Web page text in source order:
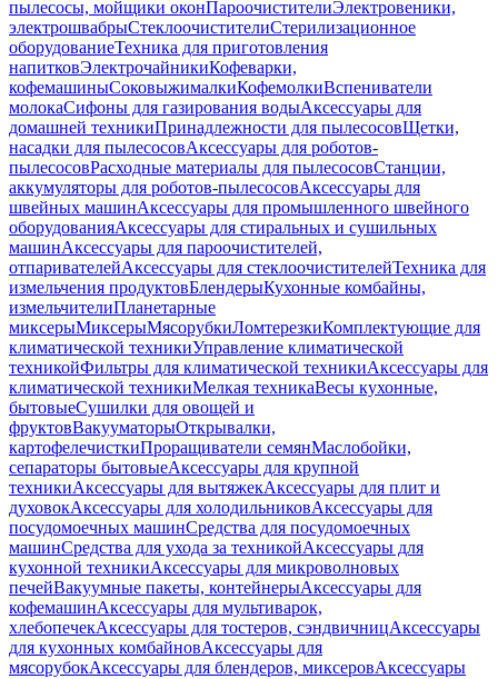
пылесосы, мойщики оконПароочистителиЭлектровеники,
электрошвабрыСтеклоочистителиСтерилизационное
оборудованиеТехника для приготовления
напитковЭлектрочайникиКофеварки,
кофемашиныСоковыжималкиКофемолкиВспениватели
молокаСифоны для газирования водыАксессуары для
домашней техникиПринадлежности для пылесосовЩетки,
насадки для пылесосовАксессуары для роботов-
пылесосовРасходные материалы для пылесосовСтанции,
аккумуляторы для роботов-пылесосовАксессуары для
швейных машинАксессуары для промышленного швейного
оборудованияАксессуары для стиральных и сушильных
машинАксессуары для пароочистителей,
отпаривателейАксессуары для стеклоочистителейТехника для
измельчения продуктовБлендерыКухонные комбайны,
измельчителиПланетарные
миксерыМиксерыМясорубкиЛомтерезкиКомплектующие для
климатической техникиУправление климатической
техникойФильтры для климатической техникиАксессуары для
климатической техникиМелкая техникаВесы кухонные,
бытовыеСушилки для овощей и
фруктовВакууматорыОткрывалки,
картофелечисткиПроращиватели семянМаслобойки,
сепараторы бытовыеАксессуары для крупной
техникиАксессуары для вытяжекАксессуары для плит и
духовокАксессуары для холодильниковАксессуары для
посудомоечных машинСредства для посудомоечных
машинСредства для ухода за техникойАксессуары для
кухонной техникиАксессуары для микроволновых
печейВакуумные пакеты, контейнерыАксессуары для
кофемашинАксессуары для мультиварок,
хлебопечекАксессуары для тостеров, сэндвичницАксессуары
для кухонных комбайновАксессуары для
мясорубокАксессуары для блендеров, миксеровАксессуары